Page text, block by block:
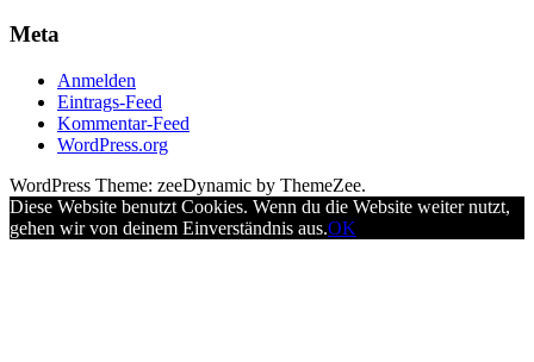
Meta
Anmelden
Eintrags-Feed
Kommentar-Feed
WordPress.org
WordPress Theme: zeeDynamic by ThemeZee.
Diese Website benutzt Cookies. Wenn du die Website weiter nutzt,
gehen wir von deinem Einverständnis aus.OK